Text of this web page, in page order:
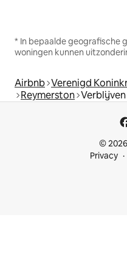
* In bepaalde geografische
woningen kunnen
Airbnb Verenigd
Reymerston Verblijven
©
Privacy